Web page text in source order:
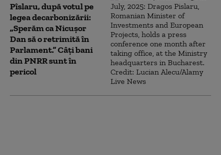
Pîslaru, după votul pe
legea decarbonizării:
„Sperăm ca Nicușor
Dan să o retrimită în
Parlament.” Câți bani
din PNRR sunt în
pericol